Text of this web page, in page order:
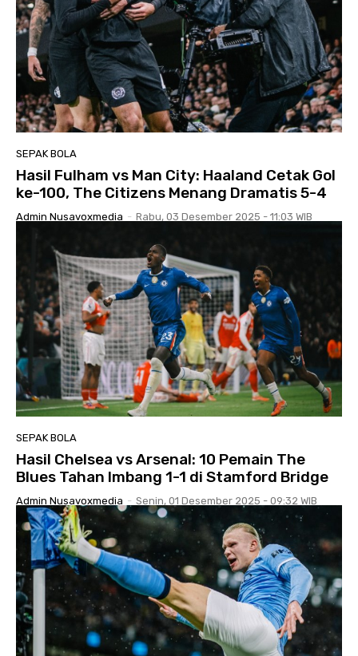
SEPAK BOLA
Hasil Fulham vs Man City: Haaland Cetak Gol
ke-100, The Citizens Menang Dramatis 5-4
Admin Nusavoxmedia - Rabu, 03 Desember 2025 - 11:03 WIB
SEPAK BOLA
Hasil Chelsea vs Arsenal: 10 Pemain The
Blues Tahan Imbang 1-1 di Stamford Bridge
Admin Nusavoxmedia - Senin, 01 Desember 2025 - 09:32 WIB